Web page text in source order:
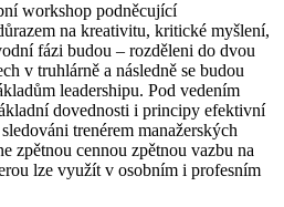
workshop podněcující
na kreativitu, kritické myšlení,
fázi budou – rozděleni do dvou
v truhlárně a následně se budou
leadershipu. Pod vedením
dovednosti i principy efektivní
trenérem manažerských
zpětnou cennou zpětnou vazbu na
lze využít v osobním i profesním